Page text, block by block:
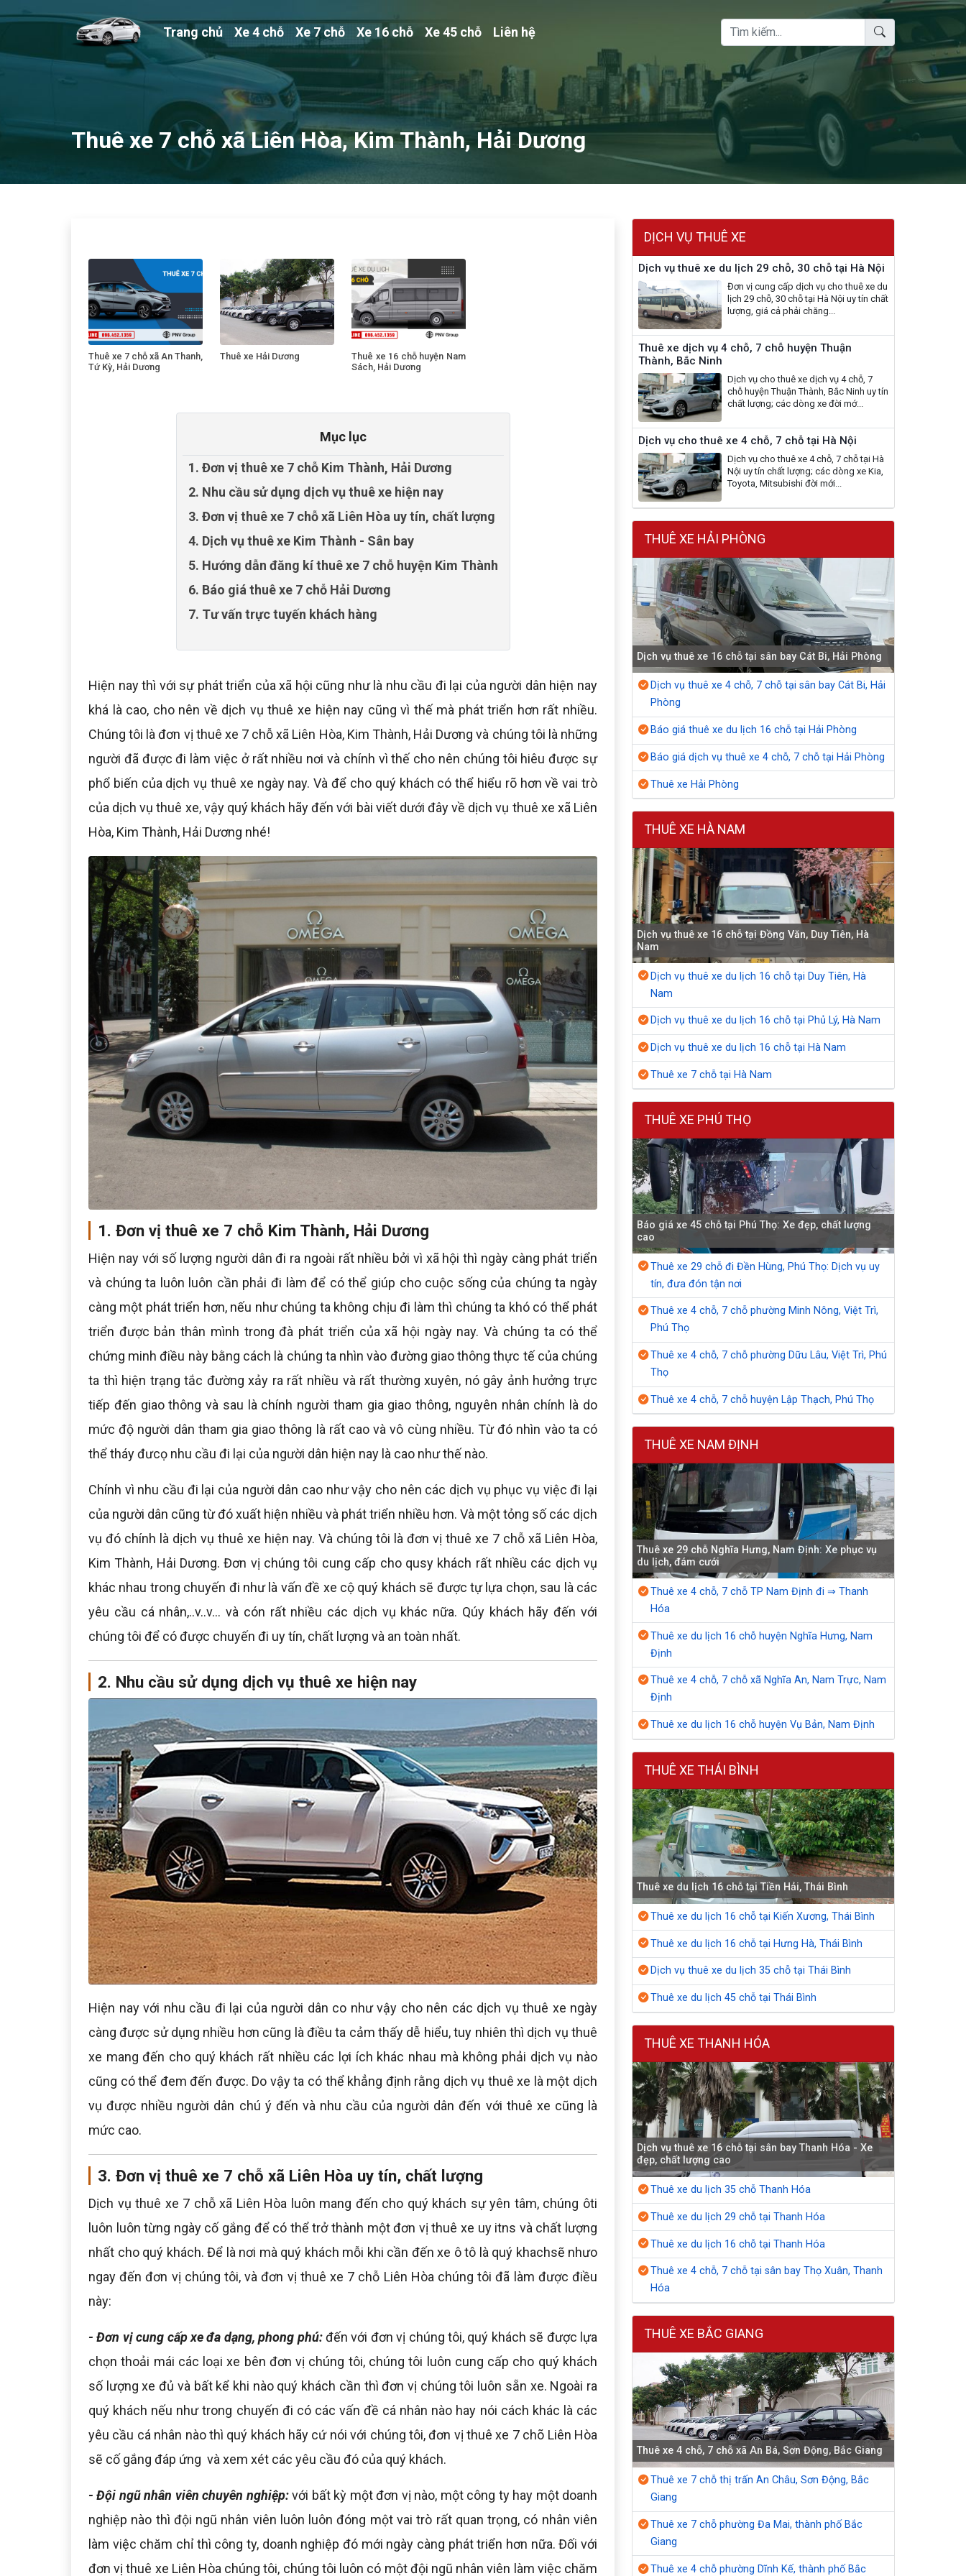
Trang chủ Xe 4 chỗ Xe 7 chỗ Xe 16 chỗ Xe 45 chỗ Liên hệ
Thuê xe 7 chỗ xã Liên Hòa, Kim Thành, Hải Dương
Thuê xe 7 chỗ xã An Thanh,
Tứ Kỳ, Hải Dương
Thuê xe Hải Dương
Thuê xe 16 chỗ huyện Nam
Sách, Hải Dương
Mục lục
1. Đơn vị thuê xe 7 chỗ Kim Thành, Hải Dương
2. Nhu cầu sử dụng dịch vụ thuê xe hiện nay
3. Đơn vị thuê xe 7 chỗ xã Liên Hòa uy tín, chất lượng
4. Dịch vụ thuê xe Kim Thành - Sân bay
5. Hướng dẫn đăng kí thuê xe 7 chỗ huyện Kim Thành
6. Báo giá thuê xe 7 chỗ Hải Dương
7. Tư vấn trực tuyến khách hàng
Hiện nay thì với sự phát triển của xã hội cũng như là nhu cầu đi lại của người dân hiện nay
khá là cao, cho nên về dịch vụ thuê xe hiện nay cũng vì thế mà phát triển hơn rất nhiều.
Chúng tôi là đơn vị thuê xe 7 chỗ xã Liên Hòa, Kim Thành, Hải Dương và chúng tôi là những
người đã được đi làm việc ở rất nhiều nơi và chính vì thế cho nên chúng tôi hiêu được sự
phổ biến của dịch vụ thuê xe ngày nay. Và để cho quý khách có thể hiểu rõ hơn về vai trò
của dịch vụ thuê xe, vậy quý khách hãy đến với bài viết dưới đây về dịch vụ thuê xe xã Liên
Hòa, Kim Thành, Hải Dương nhé!
1. Đơn vị thuê xe 7 chỗ Kim Thành, Hải Dương
Hiện nay với số lượng người dân đi ra ngoài rất nhiều bởi vì xã hội thì ngày càng phát triển
và chúng ta luôn luôn cần phải đi làm để có thể giúp cho cuộc sống của chúng ta ngày
càng một phát triển hơn, nếu như chúng ta không chịu đi làm thì chúng ta khó có thể phát
triển được bản thân mình trong đà phát triển của xã hội ngày nay. Và chúng ta có thể
chứng minh điều này bằng cách là chúng ta nhìn vào đường giao thông thực tế của chúng
ta thì hiện trạng tắc đường xảy ra rất nhiều và rất thường xuyên, nó gây ảnh hưởng trực
tiếp đến giao thông và sau là chính người tham gia giao thông, nguyên nhân chính là do
mức độ người dân tham gia giao thông là rất cao và vô cùng nhiều. Từ đó nhìn vào ta có
thể tháy đưcọ nhu cầu đi lại của người dân hiện nay là cao như thế nào.
Chính vì nhu cầu đi lại của người dân cao như vậy cho nên các dịch vụ phục vụ việc đi lại
của người dân cũng từ đó xuất hiện nhiều và phát triển nhiều hơn. Và một tỏng số các dịch
vụ đó chính là dịch vụ thuê xe hiện nay. Và chúng tôi là đơn vị thuê xe 7 chỗ xã Liên Hòa,
Kim Thành, Hải Dương. Đơn vị chúng tôi cung cấp cho qusy khách rất nhiều các dịch vụ
khác nhau trong chuyến đi như là vấn đề xe cộ quý khách sẽ được tự lựa chọn, sau là các
yêu cầu cá nhân,..v..v... và cón rất nhiều các dịch vụ khác nữa. Qúy khách hãy đến với
chúng tôi để có được chuyến đi uy tín, chất lượng và an toàn nhất.
2. Nhu cầu sử dụng dịch vụ thuê xe hiện nay
Hiện nay với nhu cầu đi lại của người dân co như vậy cho nên các dịch vụ thuê xe ngày
càng được sử dụng nhiều hơn cũng là điều ta cảm thấy dễ hiểu, tuy nhiên thì dịch vụ thuê
xe mang đến cho quý khách rất nhiều các lợi ích khác nhau mà không phải dịch vụ nào
cũng có thể đem đến được. Do vậy ta có thể khẳng định rằng dịch vụ thuê xe là một dịch
vụ được nhiều người dân chú ý đến và nhu cầu của người dân đến với thuê xe cũng là
mức cao.
3. Đơn vị thuê xe 7 chỗ xã Liên Hòa uy tín, chất lượng
Dịch vụ thuê xe 7 chỗ xã Liên Hòa luôn mang đến cho quý khách sự yên tâm, chúng ôti
luôn luôn từng ngày cố gắng để có thể trở thành một đơn vị thuê xe uy itns và chất lượng
nhất cho quý khách. Để là nơi mà quý khách mỗi khi cần đến xe ô tô là quý khachsẽ nhưo
ngay đến đơn vị chúng tôi, và đơn vị thuê xe 7 chỗ Liên Hòa chúng tôi đã làm được điều
này:
- Đơn vị cung cấp xe đa dạng, phong phú:đến với đơn vị chúng tôi, quý khách sẽ được lựa
chọn thoải mái các loại xe bên đơn vị chúng tôi, chúng tôi luôn cung cấp cho quý khách
số lượng xe đủ và bất kể khi nào quý khách cần thì đơn vị chúng tôi luôn sẵn xe. Ngoài ra
quý khách nếu như trong chuyến đi có các vấn đề cá nhân nào hay nói cách khác là các
yêu cầu cá nhân nào thì quý khách hãy cứ nói với chúng tôi, đơn vị thuê xe 7 chõ Liên Hòa
sẽ cố gắng đáp ứng và xem xét các yêu cầu đó của quý khách.
- Đội ngũ nhân viên chuyên nghiệp:với bất kỳ một đơn vị nào, một công ty hay một doanh
nghiệp nào thì đội ngũ nhân viên luôn luôn đóng một vai trò rất quan trọng, có nhân viên
làm việc chăm chỉ thì công ty, doanh nghiệp đó mới ngày càng phát triển hơn nữa. Đối với
đơn vị thuê xe Liên Hòa chúng tôi, chúng tôi luôn có một đội ngũ nhân viên làm việc chăm
DỊCH VỤ THUÊ XE
Dịch vụ thuê xe du lịch 29 chỗ, 30 chỗ tại Hà Nội
Đơn vị cung cấp dịch vụ cho thuê xe du
lịch 29 chỗ, 30 chỗ tại Hà Nội uy tín chất
lượng, giá cả phải chăng...
Thuê xe dịch vụ 4 chỗ, 7 chỗ huyện Thuận
Thành, Bắc Ninh
Dịch vụ cho thuê xe dịch vụ 4 chỗ, 7
chỗ huyện Thuận Thành, Bắc Ninh uy tín
chất lượng; các dòng xe đời mớ...
Dịch vụ cho thuê xe 4 chỗ, 7 chỗ tại Hà Nội
Dịch vụ cho thuê xe 4 chỗ, 7 chỗ tại Hà
Nội uy tín chất lượng; các dòng xe Kia,
Toyota, Mitsubishi đời mới...
THUÊ XE HẢI PHÒNG
Dịch vụ thuê xe 16 chỗ tại sân bay Cát Bi, Hải Phòng
Dịch vụ thuê xe 4 chỗ, 7 chỗ tại sân bay Cát Bi, Hải
Phòng
Báo giá thuê xe du lịch 16 chỗ tại Hải Phòng
Báo giá dịch vụ thuê xe 4 chỗ, 7 chỗ tại Hải Phòng
Thuê xe Hải Phòng
THUÊ XE HÀ NAM
Dịch vụ thuê xe 16 chỗ tại Đồng Văn, Duy Tiên, Hà
Nam
Dịch vụ thuê xe du lịch 16 chỗ tại Duy Tiên, Hà
Nam
Dịch vụ thuê xe du lịch 16 chỗ tại Phủ Lý, Hà Nam
Dịch vụ thuê xe du lịch 16 chỗ tại Hà Nam
Thuê xe 7 chỗ tại Hà Nam
THUÊ XE PHÚ THỌ
Báo giá xe 45 chỗ tại Phú Thọ: Xe đẹp, chất lượng
cao
Thuê xe 29 chỗ đi Đền Hùng, Phú Thọ: Dịch vụ uy
tín, đưa đón tận nơi
Thuê xe 4 chỗ, 7 chỗ phường Minh Nông, Việt Trì,
Phú Thọ
Thuê xe 4 chỗ, 7 chỗ phường Dữu Lâu, Việt Trì, Phú
Thọ
Thuê xe 4 chỗ, 7 chỗ huyện Lập Thạch, Phú Thọ
THUÊ XE NAM ĐỊNH
Thuê xe 29 chỗ Nghĩa Hưng, Nam Định: Xe phục vụ
du lịch, đám cưới
Thuê xe 4 chỗ, 7 chỗ TP Nam Định đi ⇒ Thanh
Hóa
Thuê xe du lịch 16 chỗ huyện Nghĩa Hưng, Nam
Định
Thuê xe 4 chỗ, 7 chỗ xã Nghĩa An, Nam Trực, Nam
Định
Thuê xe du lịch 16 chỗ huyện Vụ Bản, Nam Định
THUÊ XE THÁI BÌNH
Thuê xe du lịch 16 chỗ tại Tiền Hải, Thái Bình
Thuê xe du lịch 16 chỗ tại Kiến Xương, Thái Bình
Thuê xe du lịch 16 chỗ tại Hưng Hà, Thái Bình
Dịch vụ thuê xe du lịch 35 chỗ tại Thái Bình
Thuê xe du lịch 45 chỗ tại Thái Bình
THUÊ XE THANH HÓA
Dịch vụ thuê xe 16 chỗ tại sân bay Thanh Hóa - Xe
đẹp, chất lượng cao
Thuê xe du lịch 35 chỗ Thanh Hóa
Thuê xe du lịch 29 chỗ tại Thanh Hóa
Thuê xe du lịch 16 chỗ tại Thanh Hóa
Thuê xe 4 chỗ, 7 chỗ tại sân bay Thọ Xuân, Thanh
Hóa
THUÊ XE BẮC GIANG
Thuê xe 4 chỗ, 7 chỗ xã An Bá, Sơn Động, Bắc Giang
Thuê xe 7 chỗ thị trấn An Châu, Sơn Động, Bắc
Giang
Thuê xe 7 chỗ phường Đa Mai, thành phố Bắc
Giang
Thuê xe 4 chỗ phường Dĩnh Kế, thành phố Bắc